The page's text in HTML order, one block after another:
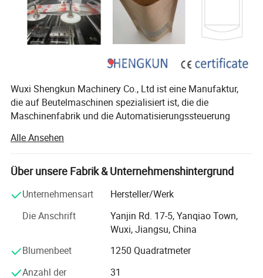
Wuxi Shengkun Machinery Co., Ltd ist eine Manufaktur,
die auf Beutelmaschinen spezialisiert ist, die die
Maschinenfabrik und die Automatisierungssteuerung
Speed-Netzwerk-Bus-Typ drei-Seiten-Versiegelungsbeutel,
die Maschine, vollautomatische High-Speed-Netzwerk-
Bus-Typ-Center-Dichtung, seitliche Dichtung und vier-
High-Speed-Netzwerk-Bus-Typ Trilateraler Verschluss,
Doppel-Reißverschluss, doppelt aufrecht,
zusammengeschlossen aufrecht, bewegliches Messer
Doppel-Cutter, Tasche, Maschine, Nicht-Standard-
Maschinen für die Herstellung von Taschen und so weiter.
Nach Jahren der Entwicklung und konsequente
Alle Ansehen
Über unsere Fabrik & Unternehmenshintergrund
Unternehmensart
Hersteller/Werk
Die Anschrift
Yanjin Rd. 17-5, Yanqiao Town,
Wuxi, Jiangsu, China
Blumenbeet
1250 Quadratmeter
Anzahl der
31